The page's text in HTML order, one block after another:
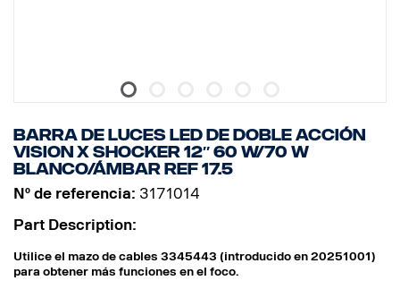
BARRA DE LUCES LED DE DOBLE ACCIÓN
VISION X SHOCKER 12″ 60 W/70 W
BLANCO/ÁMBAR REF 17.5
Nº de referencia: 3171014
Part Description:
Utilice el mazo de cables 3345443 (introducido en 20251001)
para obtener más funciones en el foco.